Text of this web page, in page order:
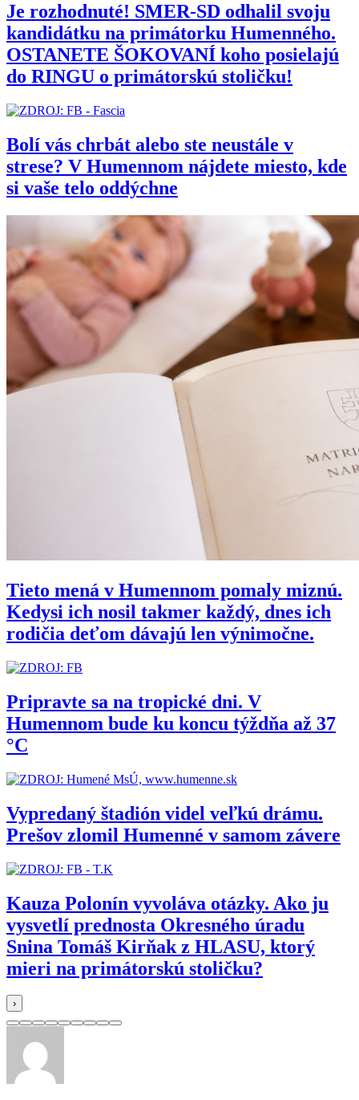
Je rozhodnuté! SMER-SD odhalil svoju
kandidátku na primátorku Humenného.
OSTANETE ŠOKOVANÍ koho posielajú
do RINGU o primátorskú stoličku!
Bolí vás chrbát alebo ste neustále v
strese? V Humennom nájdete miesto, kde
si vaše telo oddýchne
Tieto mená v Humennom pomaly miznú.
Kedysi ich nosil takmer každý, dnes ich
rodičia deťom dávajú len výnimočne.
Pripravte sa na tropické dni. V
Humennom bude ku koncu týždňa až 37
°C
Vypredaný štadión videl veľkú drámu.
Prešov zlomil Humenné v samom závere
Kauza Polonín vyvoláva otázky. Ako ju
vysvetlí prednosta Okresného úradu
Snina Tomáš Kirňak z HLASU, ktorý
mieri na primátorskú stoličku?
›